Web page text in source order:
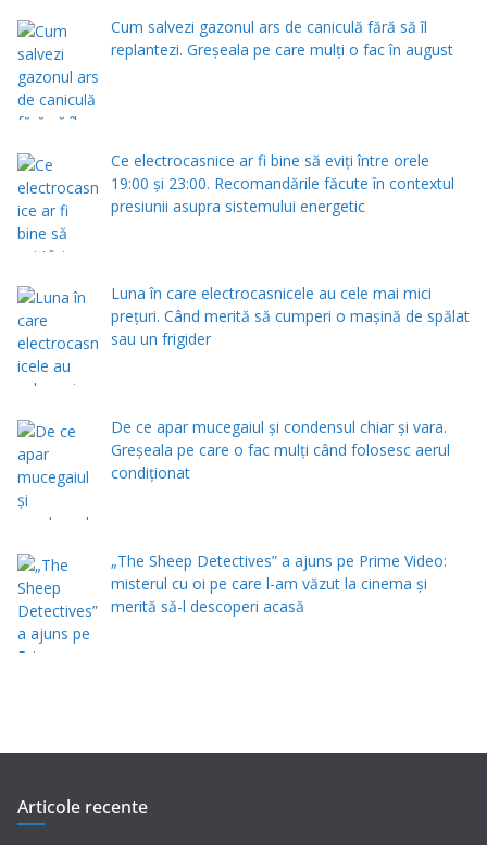
Cum salvezi gazonul ars de caniculă fără să îl
replantezi. Greșeala pe care mulți o fac în august
Ce electrocasnice ar fi bine să eviți între orele
19:00 și 23:00. Recomandările făcute în contextul
presiunii asupra sistemului energetic
Luna în care electrocasnicele au cele mai mici
prețuri. Când merită să cumperi o mașină de spălat
sau un frigider
De ce apar mucegaiul și condensul chiar și vara.
Greșeala pe care o fac mulți când folosesc aerul
condiționat
„The Sheep Detectives” a ajuns pe Prime Video:
misterul cu oi pe care l-am văzut la cinema și
merită să-l descoperi acasă
Articole recente